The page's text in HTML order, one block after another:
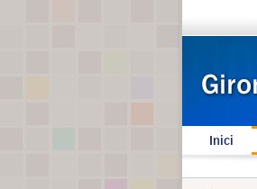
Inici